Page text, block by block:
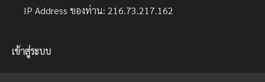
IP Address ของท่าน: 216.73.217.162
เข้าสู่ระบบ